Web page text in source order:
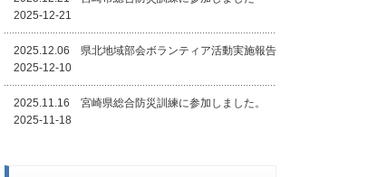
2025-12-21
2025.12.06 県北地域部会ボランティア活動実施報告
2025-12-10
2025.11.16 宮崎県総合防災訓練に参加しました。
2025-11-18